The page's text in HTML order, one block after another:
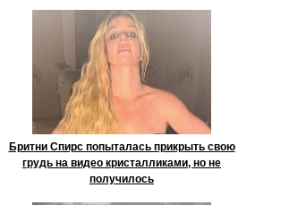
Бритни Спирс попыталась прикрыть свою
грудь на видео кристалликами, но не
получилось